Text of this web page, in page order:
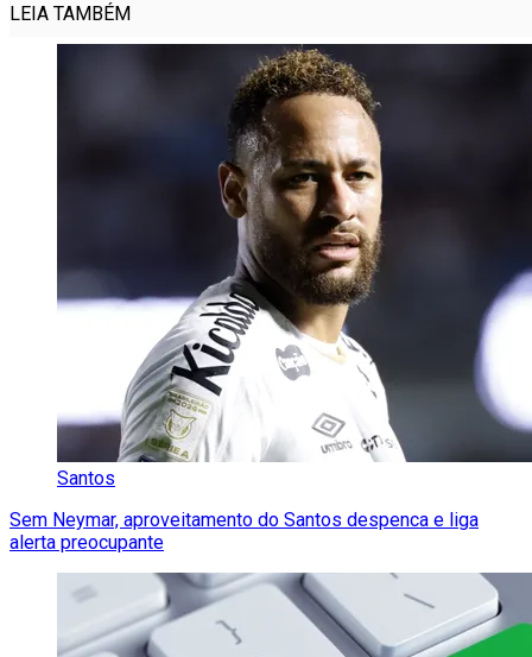
LEIA TAMBÉM
Santos
Sem Neymar, aproveitamento do Santos despenca e liga
alerta preocupante